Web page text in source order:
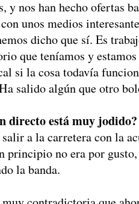
y nos han hecho ofertas
unos medios
dicho que sí. Es
que teníamos y
si la cosa todavía
salido algún que otro
directo está muy jodido?
a la carretera con la
principio no era por
la banda.